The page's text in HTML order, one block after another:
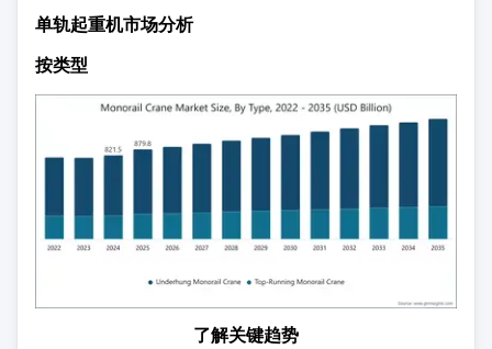
单轨起重机市场分析
按类型
了解关键趋势